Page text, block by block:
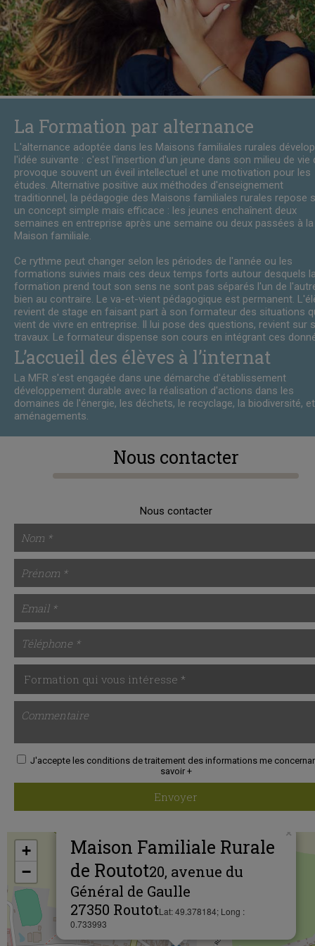
La Formation par alternance
L'alternance adoptée dans les Maisons familiales rurales
l'idée suivante : c'est l'insertion d'un jeune dans son milieu de vie
provoque souvent un éveil intellectuel et une motivation pour les
études. Alternative positive aux méthodes d'enseignement
traditionnel, la pédagogie des Maisons familiales rurales repose
un concept simple mais efficace : les jeunes enchaînent deux
semaines en entreprise après une semaine ou deux passées à la
Maison familiale.
Ce rythme peut changer selon les périodes de l'année ou les
formations suivies mais ces deux temps forts autour desquels
formation prend tout son sens ne sont pas séparés l'un de
bien au contraire. Le va-et-vient pédagogique est permanent.
revient de stage en faisant part à son formateur des situations
vient de vivre en entreprise. Il lui pose des questions, revient sur
travaux. Le formateur dispense son cours en intégrant ces
L’accueil des élèves à l’internat
La MFR s'est engagée dans une démarche d'établissement
développement durable avec la réalisation d'actions dans les
domaines de l'énergie, les déchets, le recyclage, la biodiversité,
aménagements.
Nous contacter
Nous contacter
J'accepte les conditions de traitement des informations me
savoir +
Envoyer
Maison Familiale Rurale
de Routot20, avenue du
Général de Gaulle
27350 RoutotLat: 49.378184; Long :
0.733993
×
+
−